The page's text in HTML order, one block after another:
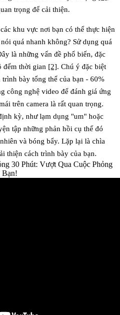
trọng để cải thiện.
khu vực nơi bạn có thể thực hiện
quá nhanh không? Sử dụng quá
là những vấn đề phổ biến, đặc
đếm thời gian [2]. Chú ý đặc biệt
bày tổng thể của bạn - 60%
công nghệ video để đánh giá ứng
trên camera là rất quan trọng.
kỳ, như lạm dụng "um" hoặc
tập những phản hồi cụ thể đó
và bóng bẩy. Lặp lại là chìa
thiện cách trình bày của bạn.
30 Phút: Vượt Qua Cuộc Phỏng
Bạn!